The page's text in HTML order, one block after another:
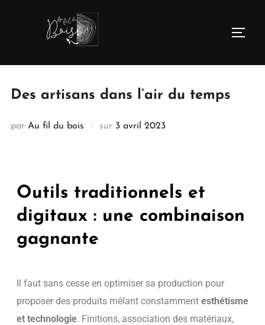
Des artisans dans l’air du temps
par Au fil du bois sur 3 avril 2023
Outils traditionnels et
digitaux : une combinaison
gagnante
Il faut sans cesse en optimiser sa production pour
proposer des produits mêlant constamment esthétisme
et technologie. Finitions, association des matériaux,